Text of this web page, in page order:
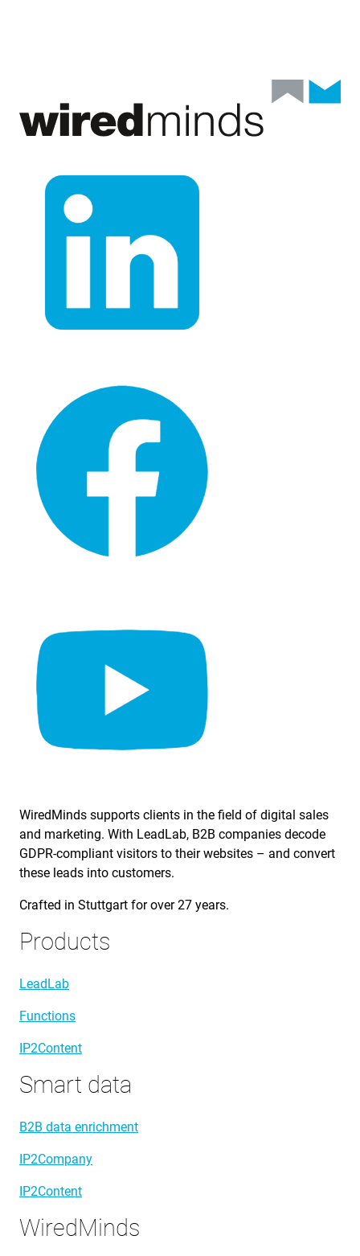
WiredMinds supports clients in the field of digital sales
and marketing. With LeadLab, B2B companies decode
GDPR-compliant visitors to their websites – and convert
these leads into customers.
Crafted in Stuttgart for over 27 years.
Products
LeadLab
Functions
IP2Content
Smart data
B2B data enrichment
IP2Company
IP2Content
WiredMinds